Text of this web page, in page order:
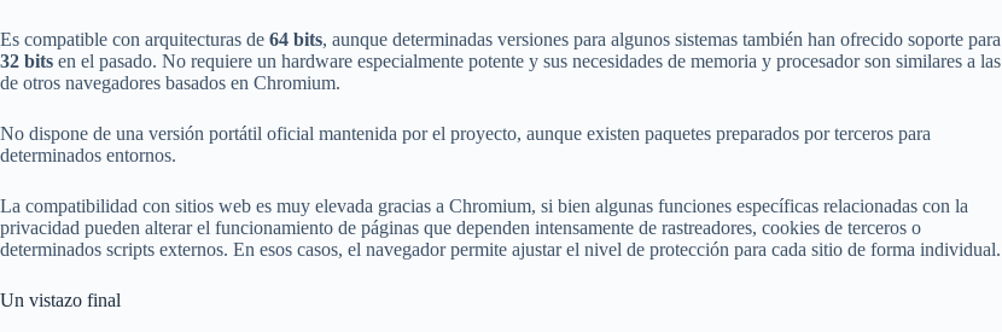
Es compatible con arquitecturas de 64 bits, aunque determinadas versiones para algunos sistemas también han ofrecido soporte para
32 bits en el pasado. No requiere un hardware especialmente potente y sus necesidades de memoria y procesador son similares a las
de otros navegadores basados en Chromium.
No dispone de una versión portátil oficial mantenida por el proyecto, aunque existen paquetes preparados por terceros para
determinados entornos.
La compatibilidad con sitios web es muy elevada gracias a Chromium, si bien algunas funciones específicas relacionadas con la
privacidad pueden alterar el funcionamiento de páginas que dependen intensamente de rastreadores, cookies de terceros o
determinados scripts externos. En esos casos, el navegador permite ajustar el nivel de protección para cada sitio de forma individual.
Un vistazo final